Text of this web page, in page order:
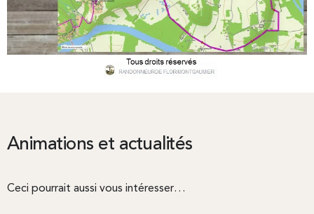
Animations et actualités
Ceci pourrait aussi vous intéresser…